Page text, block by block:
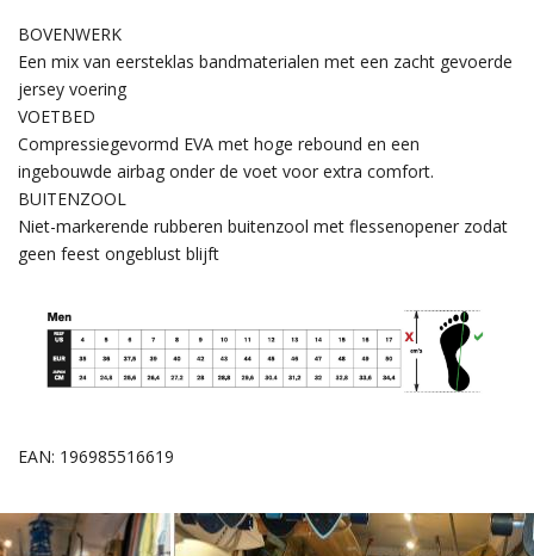
BOVENWERK
Een mix van eersteklas bandmaterialen met een zacht gevoerde
jersey voering
VOETBED
Compressiegevormd EVA met hoge rebound en een
ingebouwde airbag onder de voet voor extra comfort.
BUITENZOOL
Niet-markerende rubberen buitenzool met flessenopener zodat
geen feest ongeblust blijft
EAN: 196985516619